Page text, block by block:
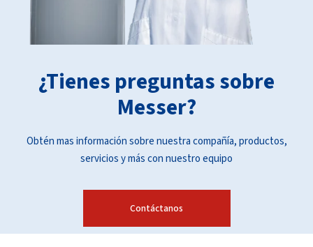
¿Tienes preguntas sobre
Messer?
Obtén mas información sobre nuestra compañía, productos,
servicios y más con nuestro equipo
Contáctanos